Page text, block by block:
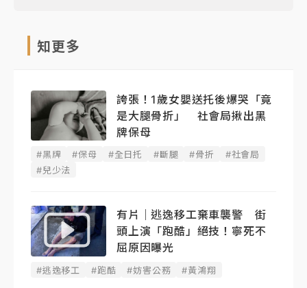
知更多
誇張！1歲女嬰送托後爆哭「竟
是大腿骨折」 社會局揪出黑
牌保母
#黑牌 #保母 #全日托 #斷腿 #骨折
#社會局
#兒少法
有片｜逃逸移工棄車襲警 街
頭上演「跑酷」絕技！寧死不
屈原因曝光
#逃逸移工 #跑酷 #妨害公務 #黃鴻翔